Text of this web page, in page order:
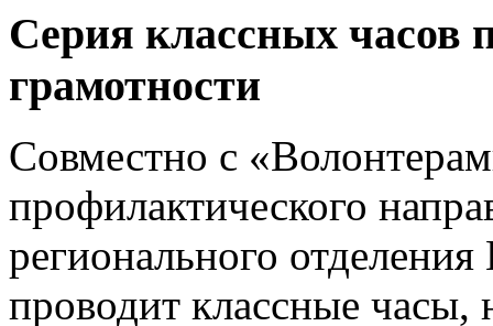
Серия классных
грамотности
Совместно с
профилактического
регионального
проводит классные